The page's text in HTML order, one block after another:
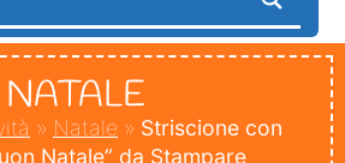
NATALE
» Natale » Striscione con
Natale” da Stampare